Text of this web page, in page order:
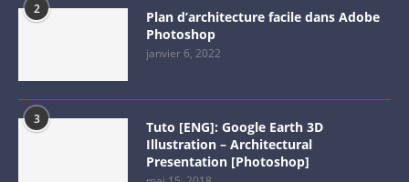
2
Plan d’architecture facile dans Adobe
Photoshop
janvier 6, 2022
3
Tuto [ENG]: Google Earth 3D
Illustration – Architectural
Presentation [Photoshop]